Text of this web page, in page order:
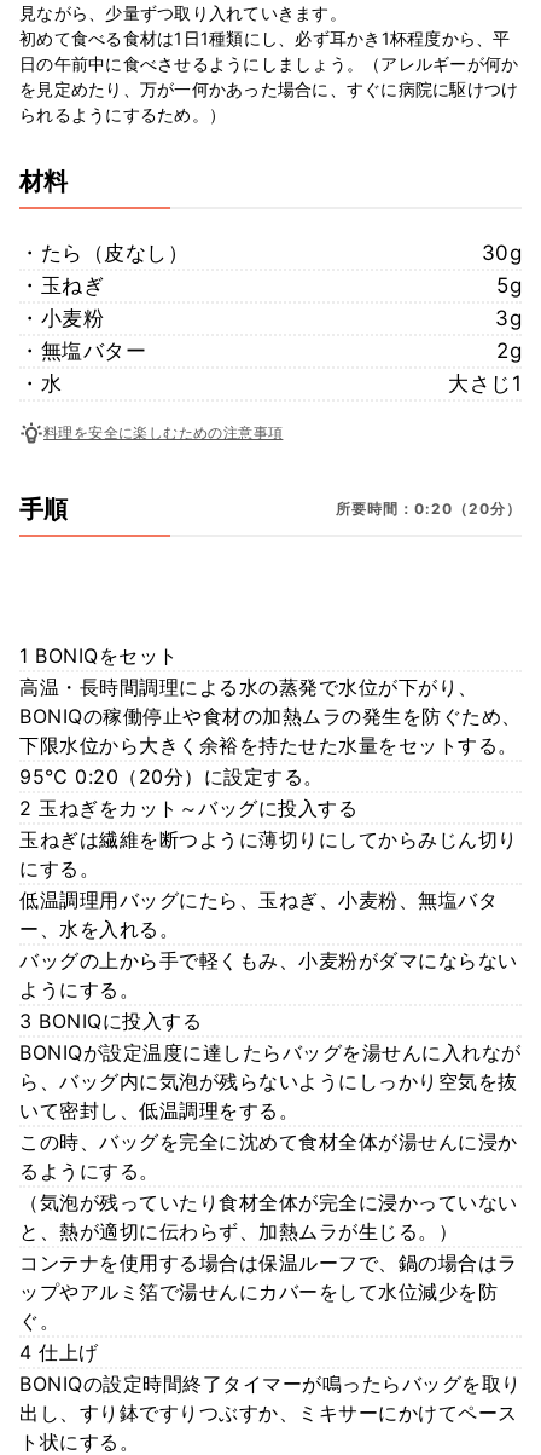
見ながら、少量ずつ取り入れていきます。
初めて食べる食材は1日1種類にし、必ず耳かき1杯程度から、平
日の午前中に食べさせるようにしましょう。（アレルギーが何か
を見定めたり、万が一何かあった場合に、すぐに病院に駆けつけ
られるようにするため。）
材料
・たら（皮なし）
30g
・玉ねぎ
5g
・小麦粉
3g
・無塩バター
2g
・水
大さじ1
料理を安全に楽しむための注意事項
手順 所要時間：0:20（20分）
1 BONIQをセット
高温・長時間調理による水の蒸発で水位が下がり、
BONIQの稼働停止や食材の加熱ムラの発生を防ぐため、
下限水位から大きく余裕を持たせた水量をセットする。
95℃ 0:20（20分）に設定する。
2 玉ねぎをカット～バッグに投入する
玉ねぎは繊維を断つように薄切りにしてからみじん切り
にする。
低温調理用バッグにたら、玉ねぎ、小麦粉、無塩バタ
ー、水を入れる。
バッグの上から手で軽くもみ、小麦粉がダマにならない
ようにする。
3 BONIQに投入する
BONIQが設定温度に達したらバッグを湯せんに入れなが
ら、バッグ内に気泡が残らないようにしっかり空気を抜
いて密封し、低温調理をする。
この時、バッグを完全に沈めて食材全体が湯せんに浸か
るようにする。
（気泡が残っていたり食材全体が完全に浸かっていない
と、熱が適切に伝わらず、加熱ムラが生じる。）
コンテナを使用する場合は保温ルーフで、鍋の場合はラ
ップやアルミ箔で湯せんにカバーをして水位減少を防
ぐ。
4 仕上げ
BONIQの設定時間終了タイマーが鳴ったらバッグを取り
出し、すり鉢ですりつぶすか、ミキサーにかけてペース
ト状にする。